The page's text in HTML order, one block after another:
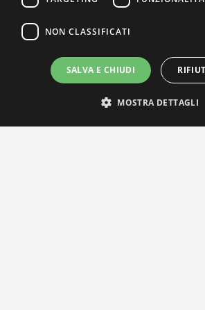
NON CLASSIFICATI
SALVA E CHIUDI
MOSTRA DETTAGLI